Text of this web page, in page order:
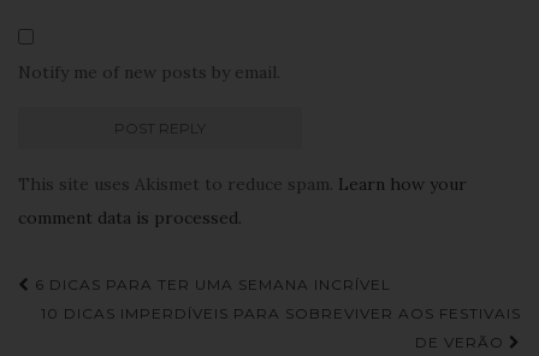
Notify me of new posts by email.
This site uses Akismet to reduce spam. Learn how your
comment data is processed.
Navegação
de
6 DICAS PARA TER UMA SEMANA INCRÍVEL
10 DICAS IMPERDÍVEIS PARA SOBREVIVER AOS FESTIVAIS
DE VERÃO